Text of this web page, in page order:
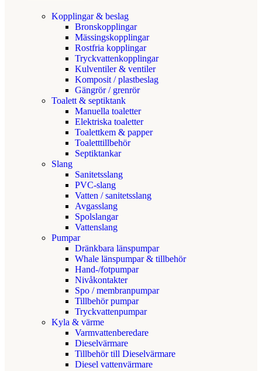
Kopplingar & beslag
Bronskopplingar
Mässingskopplingar
Rostfria kopplingar
Tryckvattenkopplingar
Kulventiler & ventiler
Komposit / plastbeslag
Gängrör / grenrör
Toalett & septiktank
Manuella toaletter
Elektriska toaletter
Toalettkem & papper
Toaletttillbehör
Septiktankar
Slang
Sanitetsslang
PVC-slang
Vatten / sanitetsslang
Avgasslang
Spolslangar
Vattenslang
Pumpar
Dränkbara länspumpar
Whale länspumpar & tillbehör
Hand-/fotpumpar
Nivåkontakter
Spo / membranpumpar
Tillbehör pumpar
Tryckvattenpumpar
Kyla & värme
Varmvattenberedare
Dieselvärmare
Tillbehör till Dieselvärmare
Diesel vattenvärmare